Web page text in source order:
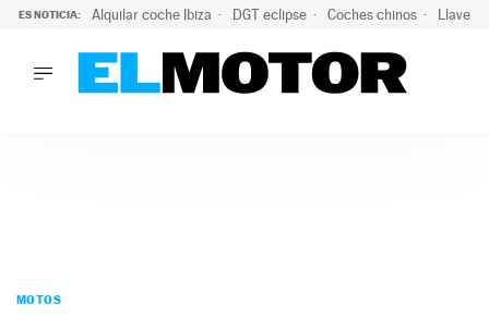
ES NOTICIA: Alquilar coche Ibiza DGT eclipse Coches chinos Llaves
PODCAST
MOTOS